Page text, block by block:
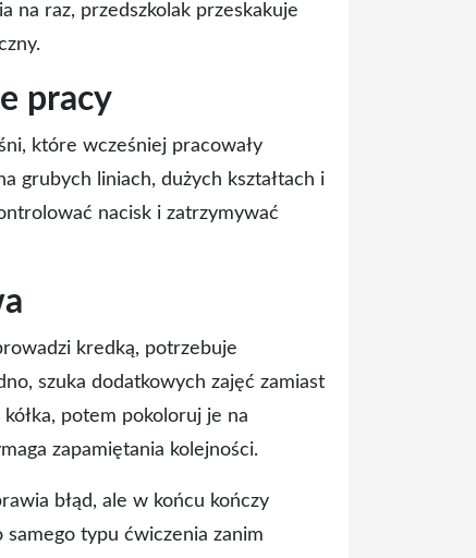
na raz, przedszkolak przeskakuje
pracy
które wcześniej pracowały
grubych liniach, dużych kształtach i
nacisk i zatrzymywać
kredką, potrzebuje
szuka dodatkowych zajęć zamiast
potem pokoloruj je na
zapamiętania kolejności.
błąd, ale w końcu kończy
typu ćwiczenia zanim